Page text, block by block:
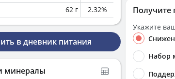
62 г 2.32%
в дневник питания
минералы
Получите
Укажите
Набор